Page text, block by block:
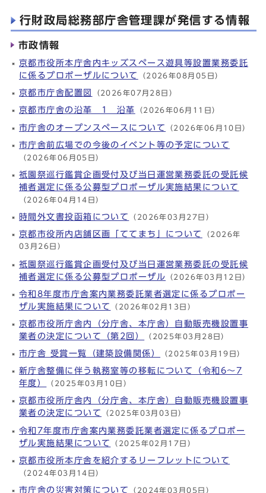
行財政局総務部庁舎管理課が発信する情報
市政情報
京都市役所本庁舎内キッズスペース遊具等設置業務委託
に係るプロポーザルについて
（2026年08月05日）
京都市庁舎配置図 （2026年07月28日）
京都市庁舎の沿革 1 沿革 （2026年06月11日）
市庁舎のオープンスペースについて （2026年06月10日）
市庁舎前広場での今後のイベント等の予定について
（2026年06月05日）
祇園祭巡行鑑賞企画受付及び当日運営業務委託の受託候
補者選定に係る公募型プロポーザル実施結果について
（2026年04月14日）
時間外文書投函箱について （2026年03月27日）
京都市役所内店舗区画「ててまち」について （2026年
03月26日）
祇園祭巡行鑑賞企画受付及び当日運営業務委託の受託候
補者選定に係る公募型プロポーザル （2026年03月12日）
令和8年度市庁舎案内業務委託業者選定に係るプロポー
ザル実施結果について
（2026年02月13日）
京都市役所庁舎内（分庁舎、本庁舎）自動販売機設置事
業者の決定について（第2回）
（2025年03月28日）
市庁舎 受賞一覧（建築設備関係） （2025年03月19日）
新庁舎整備に伴う執務室等の移転について（令和6～7
年度）
（2025年03月10日）
京都市役所庁舎内（分庁舎、本庁舎）自動販売機設置事
業者の決定について
（2025年03月03日）
令和7年度市庁舎案内業務委託業者選定に係るプロポー
ザル実施結果について
（2025年02月17日）
京都市役所本庁舎を紹介するリーフレットについて
（2024年03月14日）
市庁舎の災害対策について （2024年03月05日）